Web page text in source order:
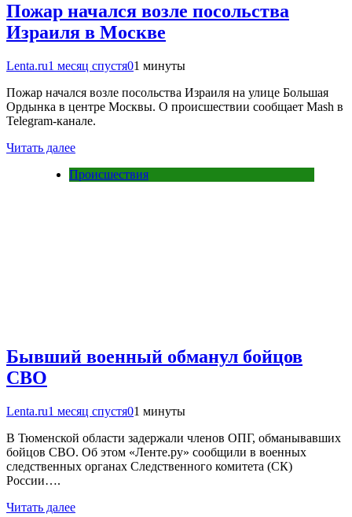
Пожар начался возле посольства
Израиля в Москве
Lenta.ru1 месяц спустя01 минуты
Пожар начался возле посольства Израиля на улице Большая
Ордынка в центре Москвы. О происшествии сообщает Mash в
Telegram-канале.
Читать далее
Происшествия
Бывший военный обманул бойцов
СВО
Lenta.ru1 месяц спустя01 минуты
В Тюменской области задержали членов ОПГ, обманывавших
бойцов СВО. Об этом «Ленте.ру» сообщили в военных
следственных органах Следственного комитета (СК)
России….
Читать далее